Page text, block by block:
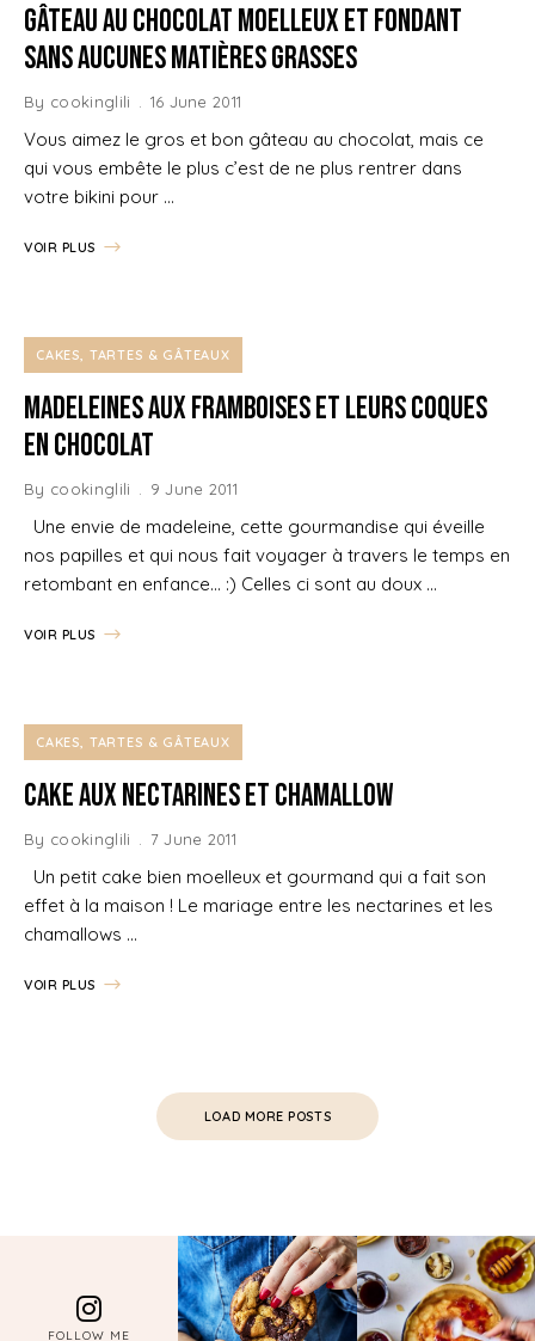
Gâteau au chocolat moelleux et fondant
sans Aucunes Matières Grasses
By cookinglili 16 June 2011
Vous aimez le gros et bon gâteau au chocolat, mais ce
qui vous embête le plus c’est de ne plus rentrer dans
votre bikini pour …
VOIR PLUS
CAKES, TARTES & GÂTEAUX
Madeleines aux framboises et leurs coques
en chocolat
By cookinglili 9 June 2011
Une envie de madeleine, cette gourmandise qui éveille
nos papilles et qui nous fait voyager à travers le temps en
retombant en enfance… :) Celles ci sont au doux …
VOIR PLUS
CAKES, TARTES & GÂTEAUX
Cake aux Nectarines et Chamallow
By cookinglili 7 June 2011
Un petit cake bien moelleux et gourmand qui a fait son
effet à la maison ! Le mariage entre les nectarines et les
chamallows …
VOIR PLUS
LOAD MORE POSTS
FOLLOW ME